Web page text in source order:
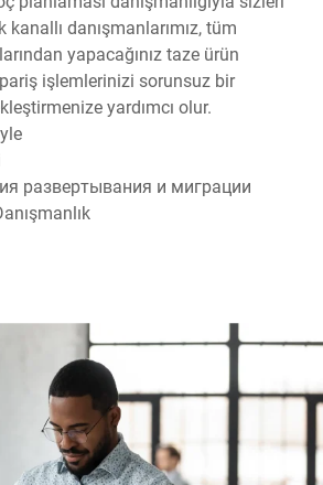
kanallı danışmanlarımız, tüm
yapacağınız taze ürün
işlemlerinizi sorunsuz bir
yardımcı olur.
развертывания и миграции